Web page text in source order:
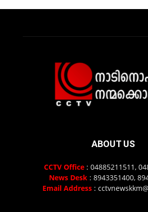
ABOUT US
CCTV Office: 04885211511,
News Desk: 8943351400,
Email Address :